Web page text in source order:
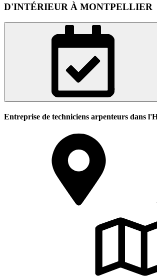
D'INTÉRIEUR À MONTPELLIER
Entreprise de techniciens arpenteurs dans